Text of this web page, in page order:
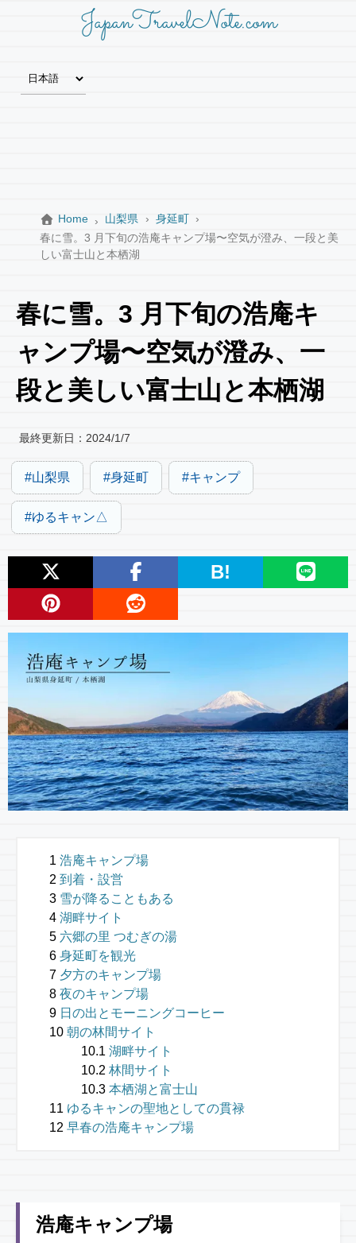
JapanTravelNote.com
Home 山梨県
身延町
春に雪。3 月下旬の浩庵キャンプ場〜空気が澄み、一段と美
しい富士山と本栖湖
春に雪。3 月下旬の浩庵キ
ャンプ場〜空気が澄み、一
段と美しい富士山と本栖湖
最終更新日： 2024/1/7
山梨県 身延町 キャンプ
ゆるキャン△
B!
浩庵キャンプ場
到着・設営
雪が降ることもある
湖畔サイト
六郷の里 つむぎの湯
身延町を観光
夕方のキャンプ場
夜のキャンプ場
日の出とモーニングコーヒー
朝の林間サイト
湖畔サイト
林間サイト
本栖湖と富士山
ゆるキャンの聖地としての貫禄
早春の浩庵キャンプ場
浩庵キャンプ場